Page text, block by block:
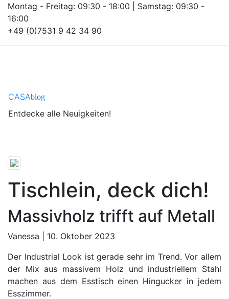
Montag - Freitag: 09:30 - 18:00 | Samstag: 09:30 -
16:00
+49 (0)7531 9 42 34 90
CASAblog
Entdecke alle Neuigkeiten!
Tischlein, deck dich!
Massivholz trifft auf Metall
Vanessa | 10. Oktober 2023
Der Industrial Look ist gerade sehr im Trend. Vor allem
der Mix aus massivem Holz und industriellem Stahl
machen aus dem Esstisch einen Hingucker in jedem
Esszimmer.